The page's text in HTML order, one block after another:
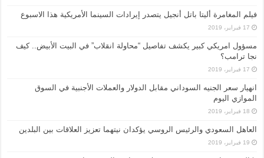
فيلم المغامرة أليتا‭ ‬باتل أنجيل يتصدر إيرادات السينما الأمريكية هذا الاسبوع
17 فبراير، 2019
مسؤول امريكي كبير يكشف تفاصيل “محاولة انقلاب” في البيت الأبيض.. كيف
نجا ترامب؟
17 فبراير، 2019
انهيار سعر الجنيه السوداني مقابل الدولار والعملات الأجنبية في السوق
الموازي اليوم
18 فبراير، 2019
العاهل السعودي والرئيس الروسي يؤكدان نيتهما تعزيز العلاقات بين البلدين
19 فبراير، 2019